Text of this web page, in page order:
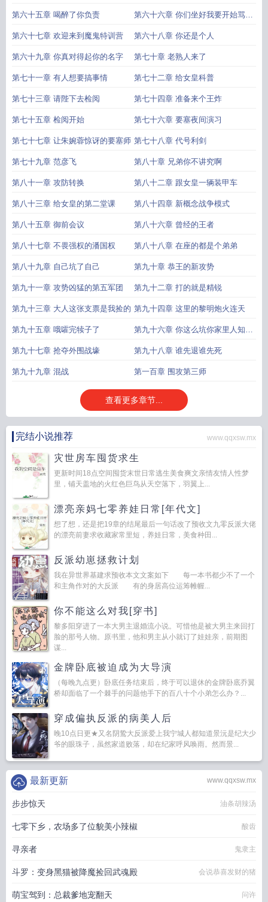
第六十五章 喝醉了你负责 第六十六章 你们坐好我要开始骂人
了
第六十七章 欢迎来到魔鬼特训营 第六十八章 你还是个人
第六十九章 你真对得起你的名字 第七十章 老熟人来了
第七十一章 有人想要搞事情 第七十二章 给女皇科普
第七十三章 请陛下去检阅 第七十四章 准备来个王炸
第七十五章 检阅开始 第七十六章 要塞夜间演习
第七十七章 让朱婉蓉惊讶的要塞师 第七十八章 代号利剑
第七十九章 范彦飞 第八十章 兄弟你不讲究啊
第八十一章 攻防转换 第八十二章 跟女皇一辆装甲车
第八十三章 给女皇的第二堂课 第八十四章 新概念战争模式
第八十五章 御前会议 第八十六章 曾经的王者
第八十七章 不畏强权的潘国权 第八十八章 在座的都是个弟弟
第八十九章 自己坑了自己 第九十章 恭王的新攻势
第九十一章 攻势凶猛的第五军团 第九十二章 打的就是精锐
第九十三章 大人这张支票是我捡的 第九十四章 这里的黎明炮火连天
第九十五章 哦嚯完犊子了 第九十六章 你这么坑你家里人知道
吗
第九十七章 抢夺外围战壕 第九十八章 谁先退谁先死
第九十九章 混战 第一百章 围攻第三师
查看更多章节...
完结小说推荐 www.qqxsw.mx
灾世房车囤货求生
更新时间18点空间囤货末世日常逃生美食爽文亲情友情人性梦
里，铺天盖地的火红色巨鸟从天空落下，羽翼上...
漂亮亲妈七零养娃日常[年代文]
想了想，还是把19章的结尾最后一句话改了预收文九零反派大佬
的漂亮前妻求收藏家常里短，养娃日常，美食种田...
反派幼崽拯救计划
我在异世界基建求预收本文文案如下 每一本书都少不了一个
和主角作对的大反派 有的身居高位运筹帷幄...
你不能这么对我[穿书]
黎多阳穿进了一本大男主退婚流小说。可惜他是被大男主来回打
脸的那号人物。原书里，他和男主从小就订了娃娃亲，前期图
谋...
金牌卧底被迫成为大导演
（每晚九点更）卧底任务结束后，终于可以退休的金牌卧底乔翼
桥却面临了一个棘手的问题他手下的百八十个小弟怎么办？...
穿成偏执反派的病美人后
晚10点日更★又名阴鸷大反派爱上我宁城人都知道景沅是纪大少
爷的眼珠子，虽然家道败落，却在纪家呼风唤雨。然而景...
www.qqxsw.mx
最新更新
步步惊天 油条胡辣汤
七零下乡，农场多了位貌美小辣椒 酸齿
寻亲者 鬼隶主
斗罗：变身黑猫被降魔捡回武魂殿 会说恭喜发财的猪
萌宝驾到：总裁爹地宠翻天 问许